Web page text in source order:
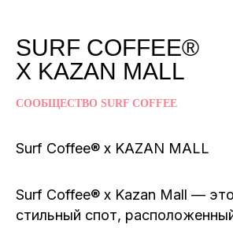
SURF COFFEE®
X KAZAN MALL
СООБЩЕСТВО SURF COFFEE
Surf Coffee® x KAZAN MALL
Surf Coffee® x Kazan Mall —
стильный спот,